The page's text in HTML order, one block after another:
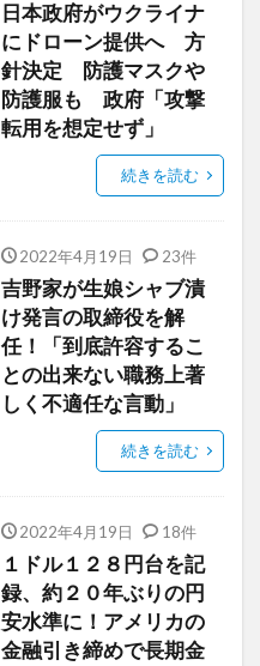
日本政府がウクライナ
にドローン提供へ 方
針決定 防護マスクや
防護服も 政府「攻撃
転用を想定せず」
続きを読む
2022年4月19日 23件
吉野家が生娘シャブ漬
け発言の取締役を解
任！「到底許容するこ
との出来ない職務上著
しく不適任な言動」
続きを読む
2022年4月19日 18件
１ドル１２８円台を記
録、約２０年ぶりの円
安水準に！アメリカの
金融引き締めで長期金